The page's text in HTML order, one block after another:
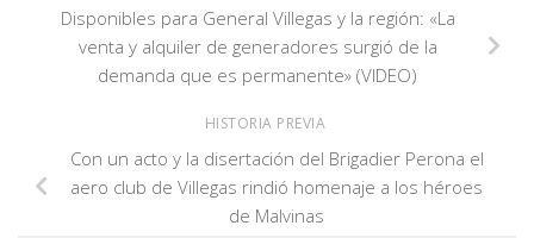
Disponibles para General Villegas y la región: «La
venta y alquiler de generadores surgió de la
demanda que es permanente» (VIDEO)
HISTORIA PREVIA
Con un acto y la disertación del Brigadier Perona el
aero club de Villegas rindió homenaje a los héroes
de Malvinas